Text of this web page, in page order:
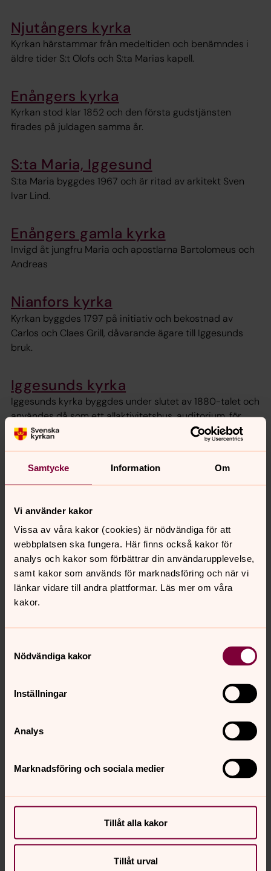
Samtycke Information Om
Vi använder kakor
Vissa av våra kakor (cookies) är nödvändiga för att
webbplatsen ska fungera. Här finns också kakor för
analys och kakor som förbättrar din användarupplevelse,
samt kakor som används för marknadsföring och när vi
länkar vidare till andra plattformar. Läs mer om våra
kakor.
Nödvändiga kakor
Inställningar
Analys
Marknadsföring och sociala medier
Tillåt alla kakor
Tillåt urval
Njutångers kyrka
Kyrkan härstammar från medeltiden och benämndes i
äldre tider S:t Olofs och S:ta Marias kapell.
Enångers kyrka
Kyrkan stod klar 1852 och den första gudstjänsten
firades på juldagen samma år.
S:ta Maria, Iggesund
S:ta Maria byggdes 1967 och är ritad av arkitekt Sven
Ivar Lind.
Enångers gamla kyrka
Invigd åt jungfru Maria och apostlarna Bartolomeus och
Andreas
Nianfors kyrka
Kyrkan byggdes 1797 på initiativ och bekostnad av
Carlos och Claes Grill, dåvarande ägare till Iggesunds
bruk.
Iggesunds kyrka
Iggesunds kyrka byggdes under slutet av 1880-talet och
användes då som ett allaktivitetshus, auditorium, för
byborna.
Våra församlingshem
Finns i Njutånger, Iggesund, Nianfors och Enånger.